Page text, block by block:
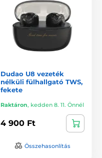
Dudao U8 vezeték
nélküli fülhallgató TWS,
fekete
Raktáron, kedden 8. 11. Önnél
4 900 Ft
Összehasonlítás